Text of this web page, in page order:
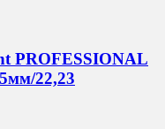
PROFESSIONAL
22,23